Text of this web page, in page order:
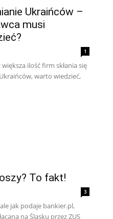
Ukraińców –
musi
1
ilość firm skłania się
warto wiedzieć,
To fakt!
3
jak podaje bankier.pl,
na Śląsku przez ZUS